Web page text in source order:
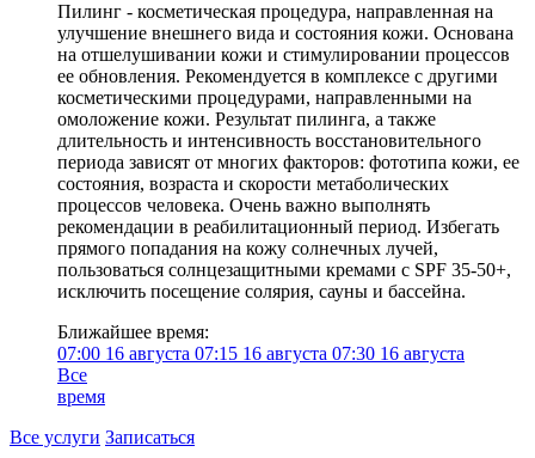
Пилинг - косметическая процедура, направленная на
улучшение внешнего вида и состояния кожи. Основана
на отшелушивании кожи и стимулировании процессов
ее обновления. Рекомендуется в комплексе с другими
косметическими процедурами, направленными на
омоложение кожи. Результат пилинга, а также
длительность и интенсивность восстановительного
периода зависят от многих факторов: фототипа кожи, ее
состояния, возраста и скорости метаболических
процессов человека. Очень важно выполнять
рекомендации в реабилитационный период. Избегать
прямого попадания на кожу солнечных лучей,
пользоваться солнцезащитными кремами с SPF 35-50+,
исключить посещение солярия, сауны и бассейна.
Ближайшее время:
07:00 16 августа 07:15 16 августа 07:30 16 августа
Все
время
Все услуги Записаться